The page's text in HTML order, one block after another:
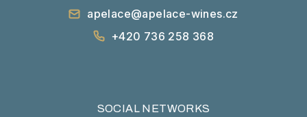
apelace@apelace-wines.cz
+420 736 258 368
SOCIAL NETWORKS